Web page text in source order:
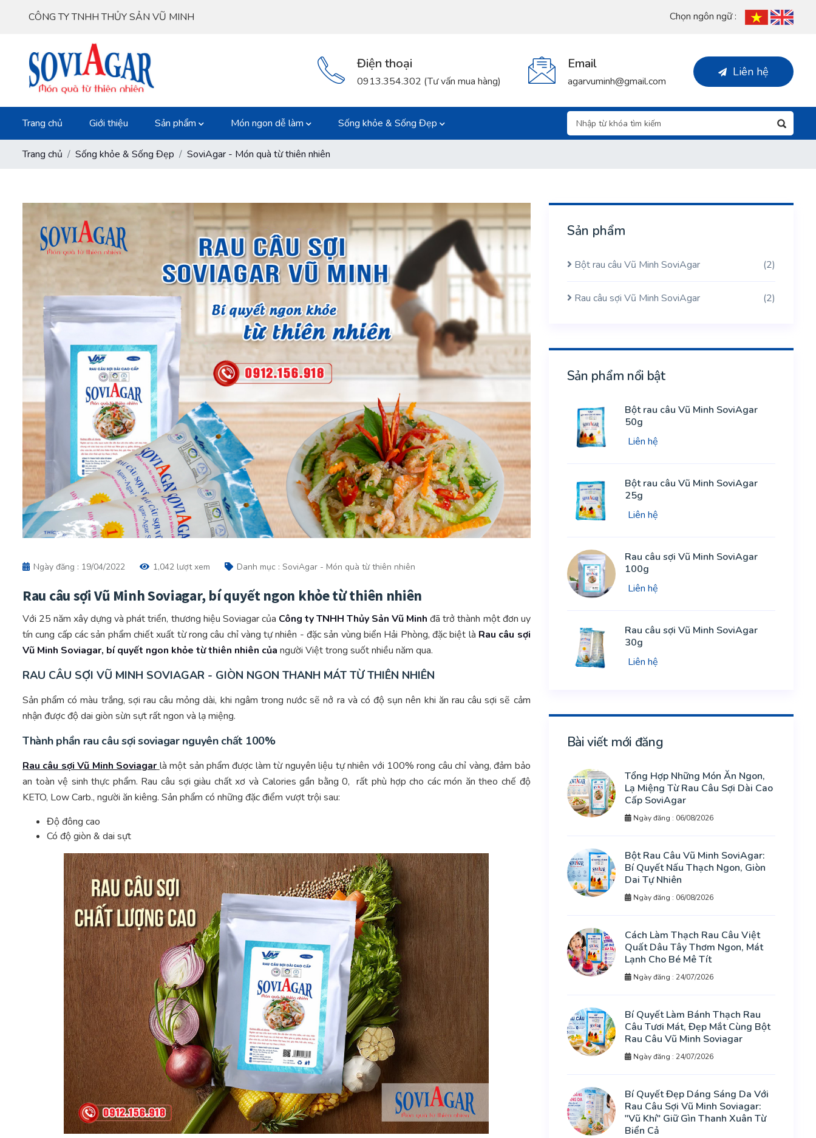
CÔNG TY TNHH THỦY SẢN VŨ MINH Chọn ngôn ngữ :
Liên hệ
Email
agarvuminh@gmail.com
Điện thoại
0913.354.302 (Tư vấn mua hàng)
Trang chủ Giới thiệu Sản phẩm Món ngon dễ làm Sống khỏe & Sống Đẹp
Trang chủ Sống khỏe & Sống Đẹp SoviAgar - Món quà từ thiên nhiên
Ngày đăng : 19/04/2022 1,042 lượt xem Danh mục : SoviAgar - Món quà từ thiên nhiên
Rau câu sợi Vũ Minh Soviagar, bí quyết ngon khỏe từ thiên nhiên
Với 25 năm xây dựng và phát triển, thương hiệu Soviagar của Công ty TNHH Thủy Sản Vũ Minh đã trở thành một đơn uy
tín cung cấp các sản phẩm chiết xuất từ rong câu chỉ vàng tự nhiên - đặc sản vùng biển Hải Phòng, đặc biệt là Rau câu sợi
Vũ Minh Soviagar, bí quyết ngon khỏe từ thiên nhiên của người Việt trong suốt nhiều năm qua.
RAU CÂU SỢI VŨ MINH SOVIAGAR - GIÒN NGON THANH MÁT TỪ THIÊN NHIÊN
Sản phẩm có màu trắng, sợi rau câu mỏng dài, khi ngâm trong nước sẽ nở ra và có độ sụn nên khi ăn rau câu sợi sẽ cảm
nhận được độ dai giòn sừn sựt rất ngon và lạ miệng.
Thành phần rau câu sợi soviagar nguyên chất 100%
Rau câu sợi Vũ Minh Soviagar là một sản phẩm được làm từ nguyên liệu tự nhiên với 100% rong câu chỉ vàng, đảm bảo
an toàn vệ sinh thực phẩm. Rau câu sợi giàu chất xơ và Calories gần bằng 0, rất phù hợp cho các món ăn theo chế độ
KETO, Low Carb., người ăn kiêng. Sản phẩm có những đặc điểm vượt trội sau:
Độ đông cao
Có độ giòn & dai sựt
Sản phẩm
Bột rau câu Vũ Minh SoviAgar (2)
Rau câu sợi Vũ Minh SoviAgar (2)
Sản phẩm nổi bật
Bột rau câu Vũ Minh SoviAgar
50g
Liên hệ
Bột rau câu Vũ Minh SoviAgar
25g
Liên hệ
Rau câu sợi Vũ Minh SoviAgar
100g
Liên hệ
Rau câu sợi Vũ Minh SoviAgar
30g
Liên hệ
Bài viết mới đăng
Tổng Hợp Những Món Ăn Ngon,
Lạ Miệng Từ Rau Câu Sợi Dài Cao
Cấp SoviAgar
Ngày đăng : 06/08/2026
Bột Rau Câu Vũ Minh SoviAgar:
Bí Quyết Nấu Thạch Ngon, Giòn
Dai Tự Nhiên
Ngày đăng : 06/08/2026
Cách Làm Thạch Rau Câu Việt
Quất Dâu Tây Thơm Ngon, Mát
Lạnh Cho Bé Mê Tít
Ngày đăng : 24/07/2026
Bí Quyết Làm Bánh Thạch Rau
Câu Tươi Mát, Đẹp Mắt Cùng Bột
Rau Câu Vũ Minh Soviagar
Ngày đăng : 24/07/2026
Bí Quyết Đẹp Dáng Sáng Da Với
Rau Câu Sợi Vũ Minh Soviagar:
"Vũ Khí" Giữ Gìn Thanh Xuân Từ
Biển Cả